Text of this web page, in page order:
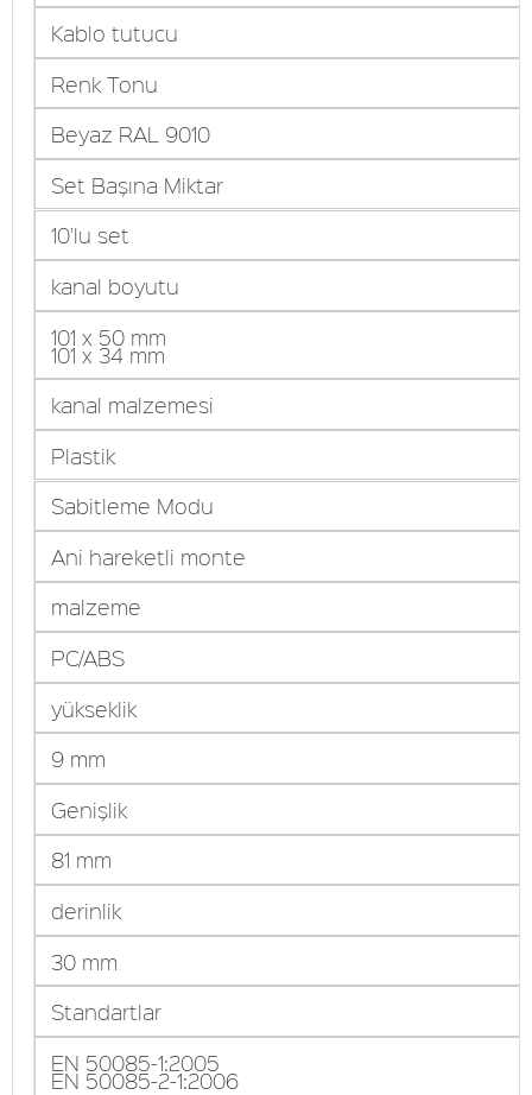
Kablo tutucu
Renk Tonu
Beyaz RAL 9010
Set Başına Miktar
10'lu set
kanal boyutu
101 x 50 mm
101 x 34 mm
kanal malzemesi
Plastik
Sabitleme Modu
Ani hareketli monte
malzeme
PC/ABS
yükseklik
9 mm
Genişlik
81 mm
derinlik
30 mm
Standartlar
EN 50085-1:2005
EN 50085-2-1:2006